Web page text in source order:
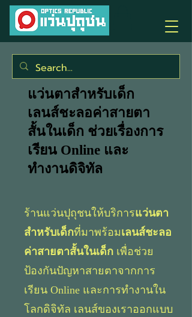
แว่นตาสำหรับเด็ก
เลนส์ชะลอค่าสายตา
สั้นในเด็ก ช่วยเรื่องการ
เรียน Online และ
ทำงานดิจิทัล
ร้านแว่นปุถุชนให้บริการแว่นตา
สำหรับเด็กที่มาพร้อมเลนส์ชะลอ
ค่าสายตาสั้นในเด็ก เพื่อช่วย
ป้องกันปัญหาสายตาจากการ
เรียน Online และการทำงานใน
โลกดิจิทัล เลนส์ของเราออกแบบ